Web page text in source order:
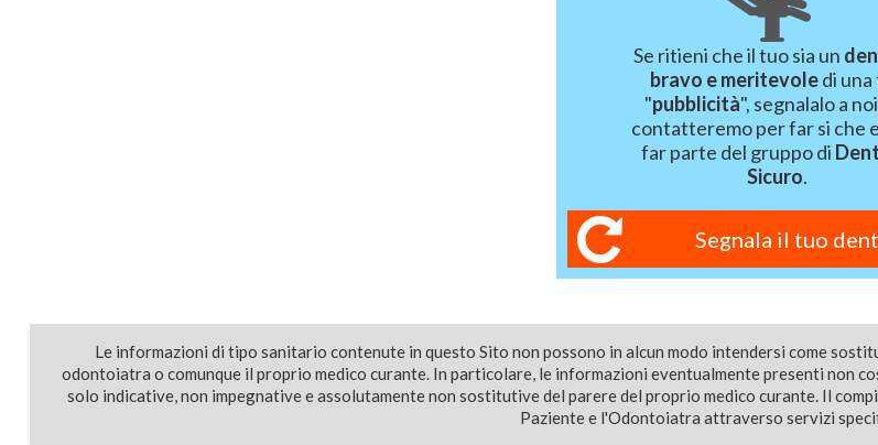
Se ritieni che il tuo sia un
bravo e meritevoledi una
"pubblicità", segnalalo a
contatteremo per far si che
far parte del gruppo di
Sicuro.
Segnala il tuo
Le informazioni di tipo sanitario contenute in questo Sito non possono in alcun modo intendersi come
odontoiatra o comunque il proprio medico curante. In particolare, le informazioni eventualmente presenti non
solo indicative, non impegnative e assolutamente non sostitutive del parere del proprio medico curante. Il
Paziente e l'Odontoiatra attraverso servizi